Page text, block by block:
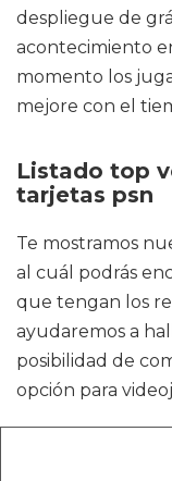
despliegue de
acontecimiento
momento los
mejore con el
Listado top
tarjetas psn
Te mostramos
al cuál podrás
que tengan los
ayudaremos a
posibilidad de
opción para